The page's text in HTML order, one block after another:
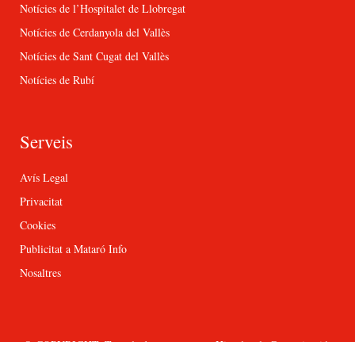
Notícies de l’Hospitalet de Llobregat
Notícies de Cerdanyola del Vallès
Notícies de Sant Cugat del Vallès
Notícies de Rubí
Serveis
Avís Legal
Privacitat
Cookies
Publicitat a Mataró Info
Nosaltres